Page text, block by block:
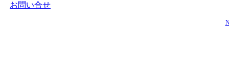
お問い合せ